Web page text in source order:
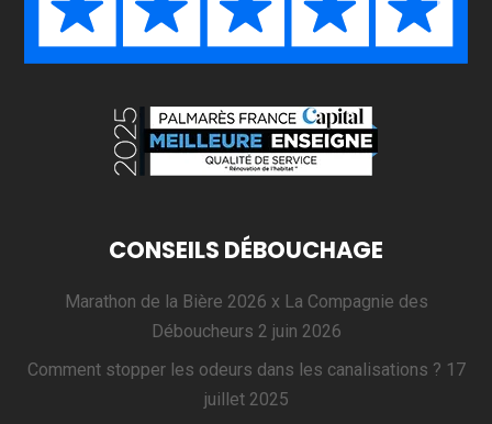
CONSEILS DÉBOUCHAGE
Marathon de la Bière 2026 x La Compagnie des
Déboucheurs 2 juin 2026
Comment stopper les odeurs dans les canalisations ? 17
juillet 2025